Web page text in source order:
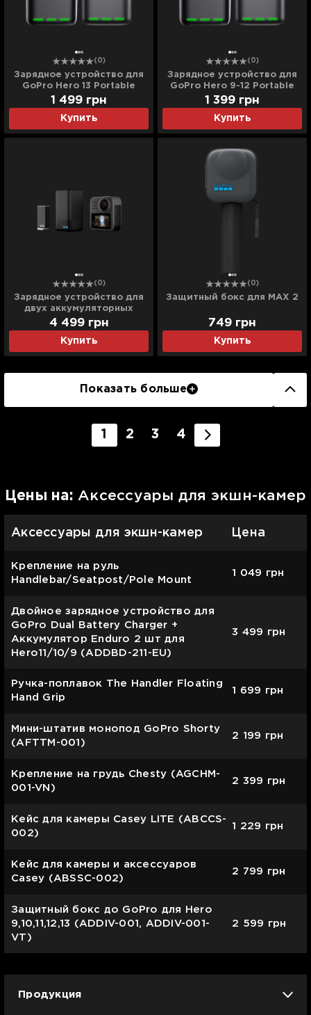
(0)
Зарядное устройство для
GoPro Hero 13 Portable
Battery Charger 3 Slot
Charging Box
Купить
1 499 грн
(0)
Зарядное устройство для
GoPro Hero 9-12 Portable
Battery Charger 3 Slot
Charging Box
Купить
1 399 грн
(0)
Зарядное устройство для
двух аккумуляторных
батарей MAX Dual Battery
Charger+Enduro Battery
Купить
4 499 грн
(0)
Защитный бокс для MAX 2
Купить
749 грн
Показать больше
1 2 3 4
Цены на: Аксессуары для экшн-камер
Аксессуары для экшн-камер Цена
Крепление на руль
Handlebar/Seatpost/Pole Mount
1 049 грн
Двойное зарядное устройство для
GoPro Dual Battery Charger +
Аккумулятор Enduro 2 шт для
Hero11/10/9 (ADDBD-211-EU)
3 499 грн
Ручка-поплавок The Handler Floating
Hand Grip
1 699 грн
Мини-штатив монопод GoPro Shorty
(AFTTM-001)
2 199 грн
Крепление на грудь Chesty (AGCHM-
001-VN)
2 399 грн
Кейс для камеры Casey LITE (ABCCS-
002)
1 229 грн
Кейс для камеры и аксессуаров
Casey (ABSSC-002)
2 799 грн
Защитный бокс до GoPro для Hero
9,10,11,12,13 (ADDIV-001, ADDIV-001-
VT)
2 599 грн
Продукция